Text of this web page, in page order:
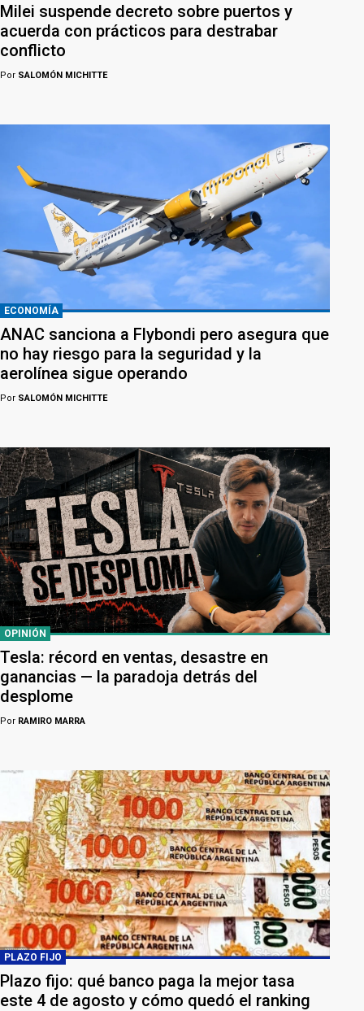
Milei suspende decreto sobre puertos y
acuerda con prácticos para destrabar
conflicto
Por SALOMÓN MICHITTE
ECONOMÍA
ANAC sanciona a Flybondi pero asegura que
no hay riesgo para la seguridad y la
aerolínea sigue operando
Por SALOMÓN MICHITTE
OPINIÓN
Tesla: récord en ventas, desastre en
ganancias — la paradoja detrás del
desplome
Por RAMIRO MARRA
PLAZO FIJO
Plazo fijo: qué banco paga la mejor tasa
este 4 de agosto y cómo quedó el ranking